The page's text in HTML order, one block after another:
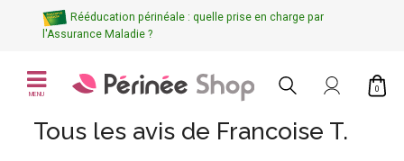
Rééducation périnéale : quelle prise en charge par
l'Assurance Maladie ?
MENU
0
Tous les avis de Francoise T.